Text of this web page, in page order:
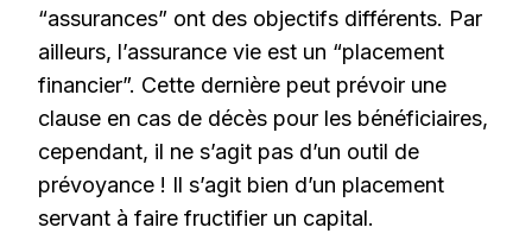
“assurances” ont des objectifs différents. Par
ailleurs, l’assurance vie est un “placement
financier”. Cette dernière peut prévoir une
clause en cas de décès pour les bénéficiaires,
cependant, il ne s’agit pas d’un outil de
prévoyance ! Il s’agit bien d’un placement
servant à faire fructifier un capital.